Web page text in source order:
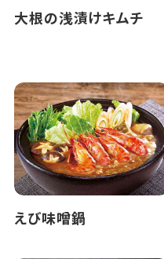
大根の浅漬けキムチ
えび味噌鍋